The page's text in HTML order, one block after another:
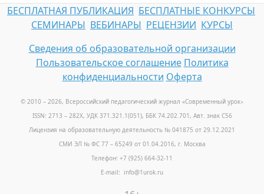
БЕСПЛАТНАЯ ПУБЛИКАЦИЯ БЕСПЛАТНЫЕ КОНКУРСЫ
СЕМИНАРЫ ВЕБИНАРЫ РЕЦЕНЗИИ КУРСЫ
Сведения об образовательной организации
Пользовательское соглашение Политика
конфиденциальности Оферта
© 2010 – 2026, Всероссийский педагогический журнал «Современный урок»
ISSN: 2713 – 282X, УДК 371.321.1(051), ББК 74.202.701, Авт. знак С56
Лицензия на образовательную деятельность № 041875 от 29.12.2021
СМИ ЭЛ № ФС 77 – 65249 от 01.04.2016, г. Москва
Телефон: +7 (925) 664-32-11
E-mail: info@1urok.ru